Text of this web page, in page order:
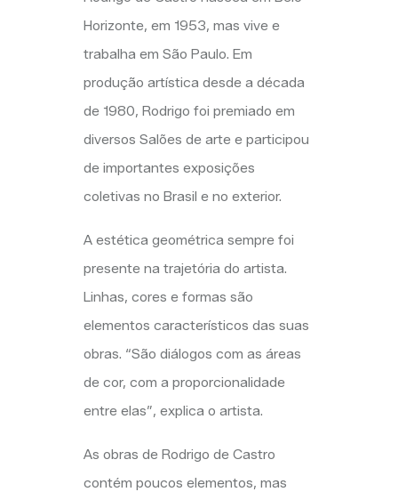
Horizonte, em 1953, mas vive e
trabalha em São Paulo. Em
produção artística desde a década
de 1980, Rodrigo foi premiado em
diversos Salões de arte e participou
de importantes exposições
coletivas no Brasil e no exterior.
A estética geométrica sempre foi
presente na trajetória do artista.
Linhas, cores e formas são
elementos característicos das suas
obras. “São diálogos com as áreas
de cor, com a proporcionalidade
entre elas”, explica o artista.
As obras de Rodrigo de Castro
contém poucos elementos, mas